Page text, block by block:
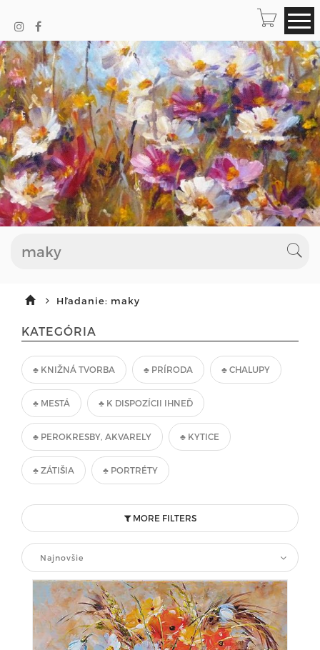
Hľadanie: maky
KATEGÓRIA
♣ KNIŽNÁ TVORBA ♣ PRÍRODA ♣ CHALUPY
♣ MESTÁ ♣ K DISPOZÍCII IHNEĎ
♣ PEROKRESBY, AKVARELY ♣ KYTICE
♣ ZÁTIŠIA ♣ PORTRÉTY
MORE FILTERS
Najnovšie